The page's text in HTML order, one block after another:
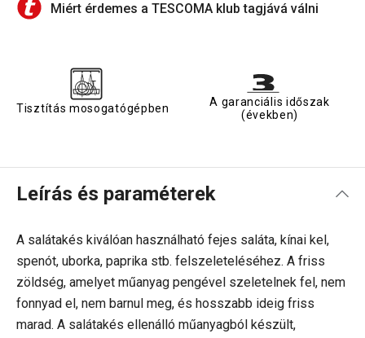
Miért érdemes a TESCOMA klub tagjává válni
Tisztítás mosogatógépben
A garanciális időszak
(években)
Leírás és paraméterek
A salátakés kiválóan használható fejes saláta, kínai kel,
spenót, uborka, paprika stb. felszeleteléséhez. A friss
zöldség, amelyet műanyag pengével szeletelnek fel, nem
fonnyad el, nem barnul meg, és hosszabb ideig friss
marad. A salátakés ellenálló műanyagból készült,